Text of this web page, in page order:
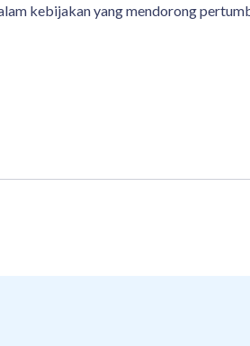
kebijakan yang mendorong